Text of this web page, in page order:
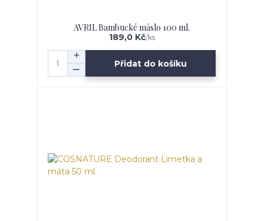
AVRIL Bambucké máslo 100 ml.
189,0 Kč/ks
Přidat do košíku